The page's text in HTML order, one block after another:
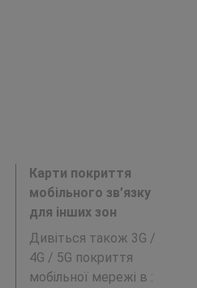
Карти покриття
мобільного зв’язку
для інших зон
Дивіться також 3G /
4G / 5G покриття
мобільної мережі в :